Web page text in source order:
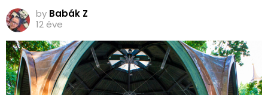
by Babák Z
12 éve